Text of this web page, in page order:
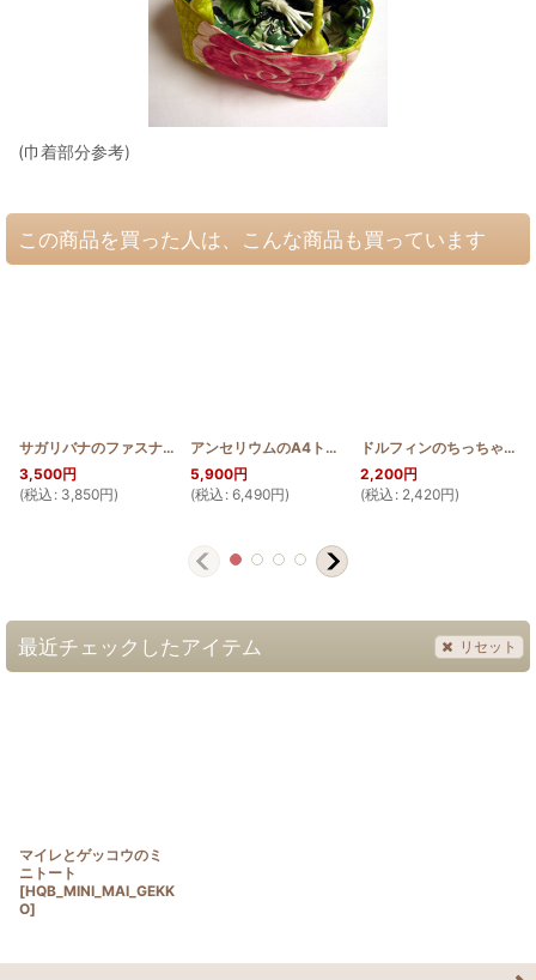
(巾着部分参考)
この商品を買った人は、こんな商品も買っています
サガリバナのファスナー付き長財布 [HQW2_SAGA
3,500円
(税込 : 3,850円)
アンセリウムのA4トート HQB_TOTE_ANTH]
5,900円
(税込 : 6,490円)
ドルフィンのちっちゃめキャラメルポーチ
2,200円
(税込 : 2,420円)
最近チェックしたアイテム リセット
マイレとゲッコウのミ
ニトート
[HQB_MINI_MAI_GEKK
O]